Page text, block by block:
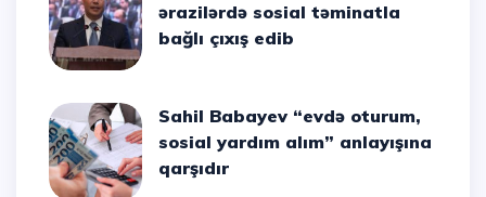
ərazilərdə sosial təminatla
bağlı çıxış edib
Sahil Babayev “evdə oturum,
sosial yardım alım” anlayışına
qarşıdır